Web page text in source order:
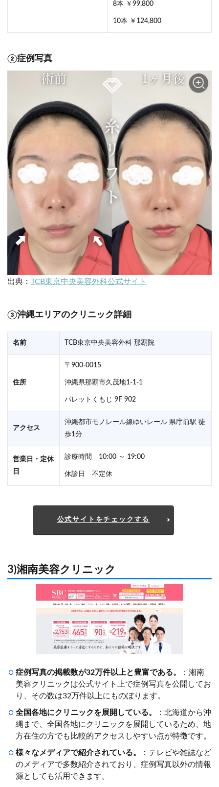
8本 ￥99,800
10本 ￥124,800
②症例写真
出典： TCB東京中央美容外科公式サイト
③沖縄エリアのクリニック詳細
名前 TCB東京中央美容外科 那覇院
住所
〒900-0015
沖縄県那覇市久茂地1-1-1
パレットくもじ 9F 902
アクセス
沖縄都市モノレール線ゆいレール 県庁前駅 徒
歩1分
営業日・定休
日
診療時間 10:00 ～ 19:00
休診日 不定休
公式サイトをチェックする
3)湘南美容クリニック
症例写真の掲載数が32万件以上と豊富である。
：湘南
美容クリニックは公式サイト上で症例写真を公開してお
り、その数は32万件以上にものぼります。
全国各地にクリニックを展開している。
：北海道から沖
縄まで、全国各地にクリニックを展開しているため、地
方在住の方でも比較的アクセスしやすい点が特徴です。
様々なメディアで紹介されている。
：テレビや雑誌など
のメディアで多数紹介されており、症例写真以外の情報
源としても活用できます。